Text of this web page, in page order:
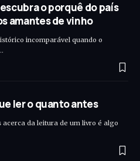
o porquê do país
amantes de vinho
incomparável quando o
ler o quanto antes
acerca da leitura de um livro é algo